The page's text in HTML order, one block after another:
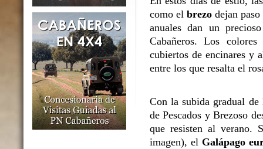
como elbrezodejan
anuales dan un
Cabañeros. Los
cubiertos de encinares y
entre los que resalta el
Con la subida gradual de
de Pescados y Brezoso
que resisten al verano.
imagen), el Galápago